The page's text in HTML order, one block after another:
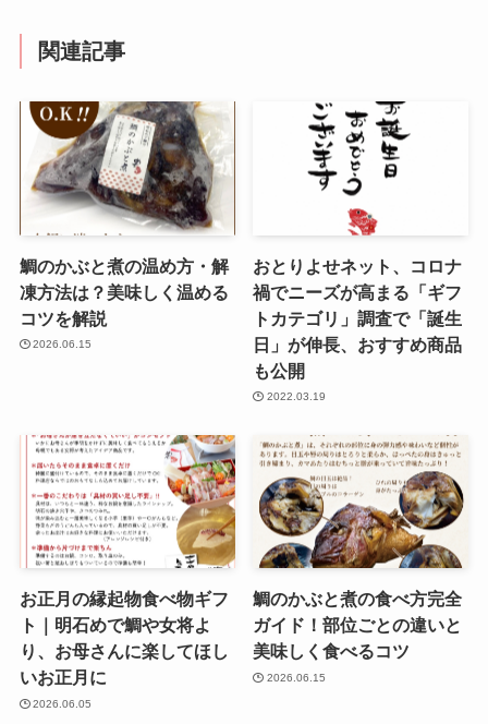
関連記事
鯛のかぶと煮の温め方・解
凍方法は？美味しく温める
コツを解説
2026.06.15
おとりよせネット、コロナ
禍でニーズが高まる「ギフ
トカテゴリ」調査で「誕生
日」が伸長、おすすめ商品
も公開
2022.03.19
お正月の縁起物食べ物ギフ
ト｜明石めで鯛や女将よ
り、お母さんに楽してほし
いお正月に
2026.06.05
鯛のかぶと煮の食べ方完全
ガイド！部位ごとの違いと
美味しく食べるコツ
2026.06.15